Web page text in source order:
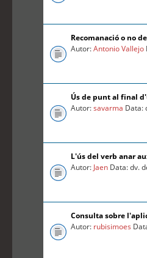
Recomanació o no
Autor:Antonio Vallejo
Ús de punt al final
Autor:savarma Data:
L'ús del verb anar
Autor: Jaen Data: dv.
Consulta sobre
Autor: rubisimoes